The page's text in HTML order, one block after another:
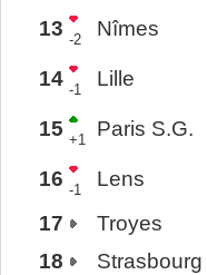
13 -2 Nîmes
14 -1 Lille
15 +1 Paris S.G.
16 -1 Lens
17
Troyes
18
Strasbourg